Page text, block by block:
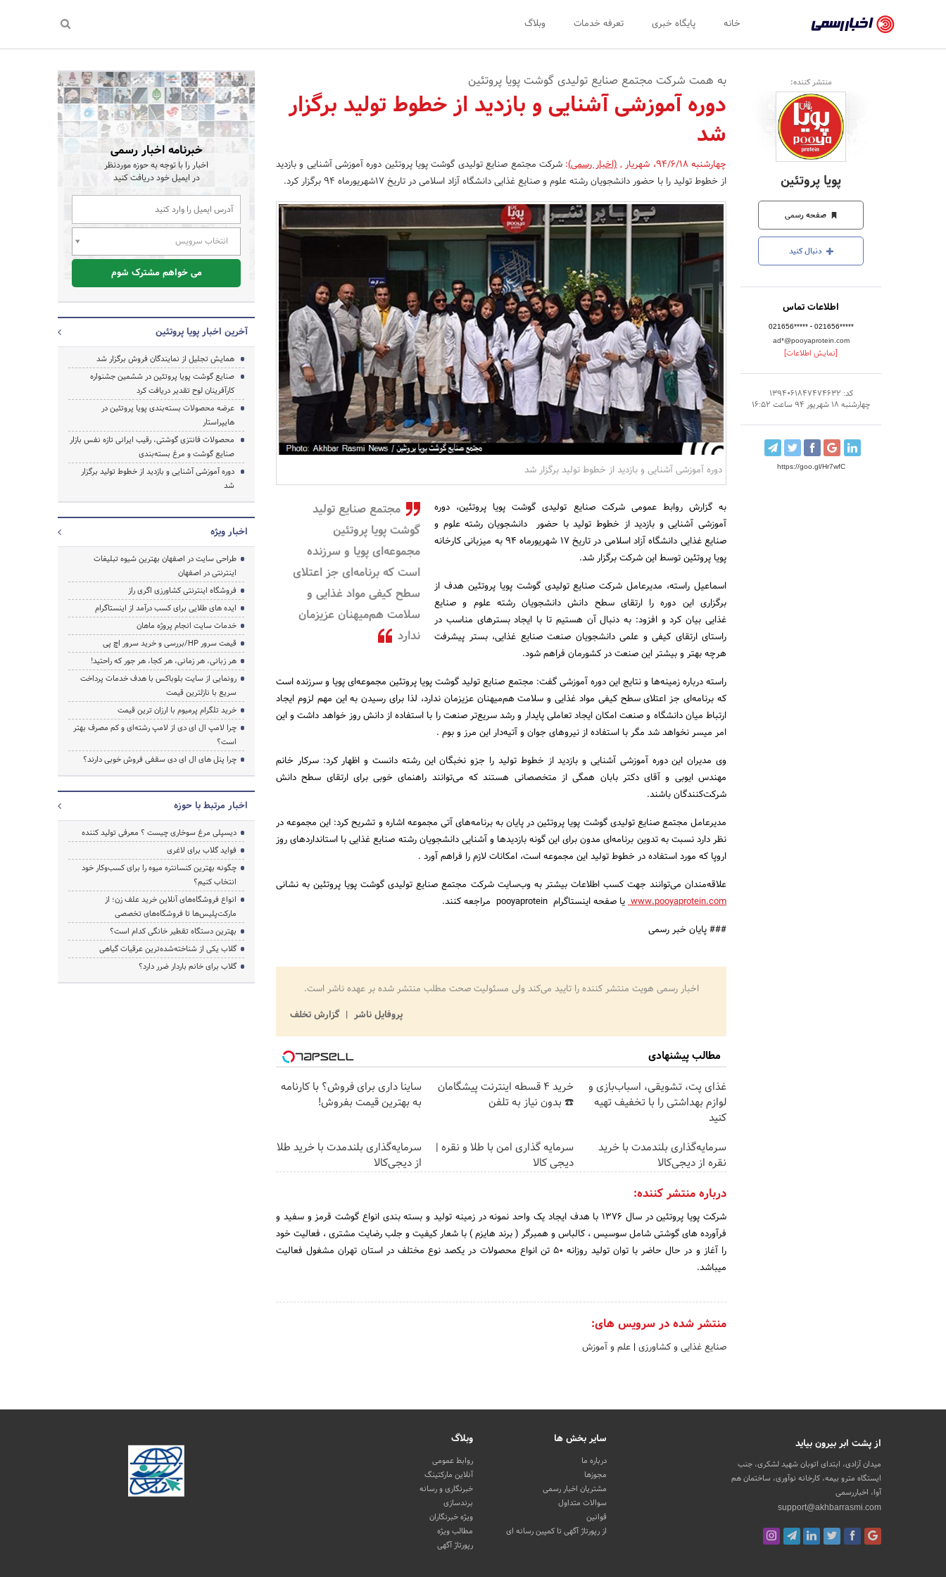
رسمی
-
اخبار
تایید
شده
شرکت‌ها،
سازمان‌ها
و
روابط
عمومی‌ها
خانه پایگاه خبری تعرفه خدمات وبلاگ
جستجو
منتشر کننده:
پویا پروتئین
صفحه رسمی
دنبال کنید
اطلاعات تماس
021656***** - 021656*****
ad*@pooyaprotein.com
[نمایش اطلاعات]
کد: 1394061847474632
چهارشنبه 18 شهریور 94 ساعت 16:52
https://goo.gl/Hr7wfC
به همت شرکت مجتمع صنایع تولیدی گوشت پویا پروتئین
دوره آموزشی آشنایی و بازدید از خطوط تولید برگزار
شد
چهارشنبه 94/6/18 ، شهریار ,(اخبار رسمی):شرکت مجتمع صنایع تولیدی گوشت پویا پروتئین دوره آموزشی آشنایی و بازدید
از خطوط تولید را با حضور دانشجویان رشته علوم و صنایع غذایی دانشگاه آزاد اسلامی در تاریخ 17شهریورماه 94 برگزار کرد.
دوره آموزشی آشنایی و بازدید از خطوط تولید برگزار شد
مجتمع صنایع تولید
گوشت پویا پروتئین
مجموعه‌ای پویا و سرزنده
است که برنامه‌ای جز اعتلای
سطح کیفی مواد غذایی و
سلامت هم‌میهنان عزیزمان
ندارد
به گزارش روابط عمومی شرکت صنایع تولیدی گوشت پویا پروتئین، دوره
آموزشی آشنایی و بازدید از خطوط تولید با حضور دانشجویان رشته علوم و
صنایع غذایی دانشگاه آزاد اسلامی در تاریخ 17 شهریورماه 94 به میزبانی کارخانه
پویا پروتئین توسط این شرکت برگزار شد.
اسماعیل راسته، مدیرعامل شرکت صنایع تولیدی گوشت پویا پروتئین هدف از
برگزاری این دوره را ارتقای سطح دانش دانشجویان رشته علوم و صنایع
غذایی بیان کرد و افزود: به دنبال آن هستیم تا با ایجاد بسترهای مناسب در
راستای ارتقای کیفی و علمی دانشجویان صنعت صنایع غذایی، بستر پیشرفت
هرچه بهتر و بیشتر این صنعت در کشورمان فراهم شود.
راسته درباره زمینه‌ها و نتایج این دوره آموزشی گفت: مجتمع صنایع تولید گوشت پویا پروتئین مجموعه‌ای پویا و سرزنده است
که برنامه‌ای جز اعتلای سطح کیفی مواد غذایی و سلامت هم‌میهنان عزیزمان ندارد، لذا برای رسیدن به این مهم لزوم ایجاد
ارتباط میان دانشگاه و صنعت امکان ایجاد تعاملی پایدار و رشد سریع‌تر صنعت را با استفاده از دانش روز خواهد داشت و این
امر میسر نخواهد شد مگر با استفاده از نیروهای جوان و آتیه‌دار این مرز و بوم .
وی مدیران این دوره آموزشی آشنایی و بازدید از خطوط تولید را جزو نخبگان این رشته دانست و اظهار کرد: سرکار خانم
مهندس ایوبی و آقای دکتر بابان همگی از متخصصانی هستند که می‌توانند راهنمای خوبی برای ارتقای سطح دانش
شرکت‌کنندگان باشند.
مدیرعامل مجتمع صنایع تولیدی گوشت پویا پروتئین در پایان به برنامه‌های آتی مجموعه اشاره و تشریح کرد: این مجموعه در
نظر دارد نسبت به تدوین برنامه‌ای مدون برای این گونه بازدیدها و آشنایی دانشجویان رشته صنایع غذایی با استانداردهای روز
اروپا که مورد استفاده در خطوط تولید این مجموعه است، امکانات لازم را فراهم آورد .
علاقه‌مندان می‌توانند جهت کسب اطلاعات بیشتر به وب‌سایت شرکت مجتمع صنایع تولیدی گوشت پویا پروتئین به نشانی
www.pooyaprotein.com یا صفحه اینستاگرام pooyaprotein مراجعه کنند.
### پایان خبر رسمی
اخبار رسمی هویت منتشر کننده را تایید می‌کند ولی مسئولیت صحت مطلب منتشر شده بر عهده ناشر است.
پروفایل ناشر
گزارش تخلف
مطالب پیشنهادی
غذای پت، تشویقی، اسباب‌بازی و
لوازم بهداشتی را با تخفیف تهیه
کنید
خرید 4 قسطه اینترنت پیشگامان
☎️ بدون نیاز به تلفن
ساینا داری برای فروش؟ با کارنامه
به بهترین قیمت بفروش!
سرمایه‌گذاری بلندمدت با خرید
نقره از دیجی‌کالا
سرمایه گذاری امن با طلا و نقره |
دیجی کالا
سرمایه‌گذاری بلندمدت با خرید طلا
از دیجی‌کالا
درباره منتشر کننده:
شرکت پویا پروتئین در سال 1376 با هدف ایجاد یک واحد نمونه در زمینه تولید و بسته بندی انواع گوشت قرمز و سفید و
فرآورده های گوشتی شامل سوسیس ، کالباس و همبرگر ( برند هایزم ) با شعار کیفیت و جلب رضایت مشتری ، فعالیت خود
را آغاز و در حال حاضر با توان تولید روزانه 50 تن انواع محصولات در یکصد نوع مختلف در استان تهران مشغول فعالیت
میباشد.
منتشر شده در سرویس های:
صنایع غذایی و کشاورزی | علم و آموزش
خبرنامه اخبار رسمی
اخبار را با توجه به حوزه موردنظر
در ایمیل خود دریافت کنید
انتخاب سرویس
می خواهم مشترک شوم
آخرین اخبار پویا پروتئین
همایش تجلیل از نمایندگان فروش برگزار شد
صنایع گوشت پویا پروتئین در ششمین جشنواره
کارآفرینان لوح تقدیر دریافت کرد
عرضه محصولات بسته‌بندی پویا پروتئین در
هایپراستار
محصولات فانتزی گوشتی، رقیب ایرانی تازه نفس بازار
صنایع گوشت و مرغ بسته‌بندی
دوره آموزشی آشنایی و بازدید از خطوط تولید برگزار
شد
اخبار ویژه
طراحی سایت در اصفهان بهترین شیوه تبلیغات
اینترنتی در اصفهان
فروشگاه اینترنتی کشاورزی اگری راز
ایده های طلایی برای کسب درآمد از اینستاگرام
خدمات سایت انجام پروژه ماهان
قیمت سرور HP/بررسی و خرید سرور اچ پی
هر زبانی، هر زمانی، هر کجا، هر جور که راحتید!
رونمایی از سایت بلوباکس با هدف خدمات پرداخت
سریع با نازلترین قیمت
خرید تلگرام پرمیوم با ارزان ترین قیمت
چرا لامپ ال ای دی از لامپ رشته‌ای و کم مصرف بهتر
است؟
چرا پنل های ال ای دی سقفی فروش خوبی دارند؟
اخبار مرتبط با حوزه
دیسپلی مرغ سوخاری چیست ؟ معرفی تولید کننده
فواید گلاب برای لاغری
چگونه بهترین کنسانتره میوه را برای کسب‌وکار خود
انتخاب کنیم؟
انواع فروشگاه‌های آنلاین خرید علف زن؛ از
مارکت‌پلیس‌ها تا فروشگاه‌های تخصصی
بهترین دستگاه تقطیر خانگی کدام است؟
گلاب یکی از شناخته‌شده‌ترین عرقیات گیاهی
گلاب برای خانم باردار ضرر دارد؟
از پشت ابر بیرون بیاید
میدان آزادی، ابتدای اتوبان شهید لشکری، جنب
ایستگاه مترو بیمه، کارخانه نوآوری، ساختمان هم
آوا، اخباررسمی
support@akhbarrasmi.com
سایر بخش ها
درباره ما
مجوزها
مشتریان اخبار رسمی
سوالات متداول
قوانین
از رپورتاژ آگهی تا کمپین رسانه ای
وبلاگ
روابط عمومی
آنلاین مارکتینگ
خبرنگاری و رسانه
برندسازی
ویژه خبرنگاران
مطالب ویژه
رپورتاژ آگهی